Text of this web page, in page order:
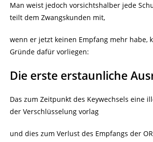
Man weist jedoch vorsichtshalber jede
teilt dem Zwangskunden mit,
wenn er jetzt keinen Empfang mehr habe,
Gründe dafür vorliegen:
Die erste erstaunliche
Das zum Zeitpunkt des Keywechsels eine
der Verschlüsselung vorlag
und dies zum Verlust des Empfangs der